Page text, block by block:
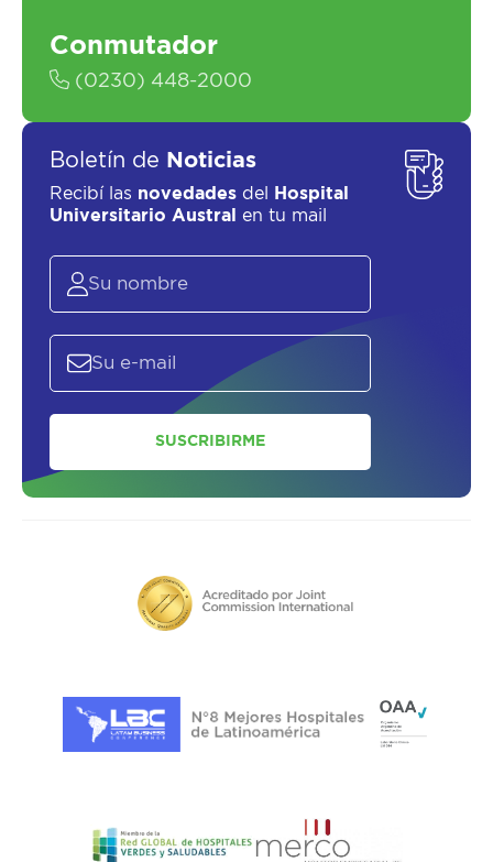
Conmutador
(0230) 448-2000
Boletín de Noticias
Recibí las novedades del
Hospital
Universitario Austral
en tu mail
SUSCRIBIRME